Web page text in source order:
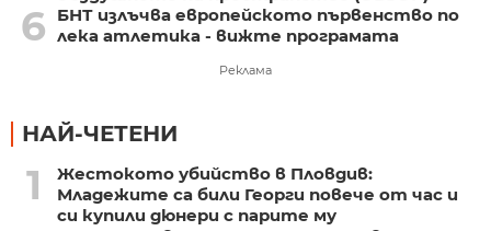
6
БНТ излъчва европейското първенство по
лека атлетика - вижте програмата
Реклама
НАЙ-ЧЕТЕНИ
1
Жестокото убийство в Пловдив:
Младежите са били Георги повече от час и
си купили дюнери с парите му